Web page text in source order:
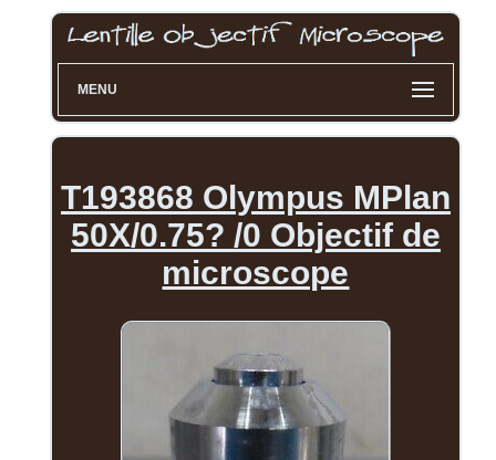
MENU
T193868 Olympus MPlan
50X/0.75? /0 Objectif de
microscope